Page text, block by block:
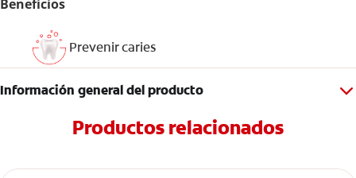
Beneficios
Prevenir caries
Información general del producto
Productos relacionados